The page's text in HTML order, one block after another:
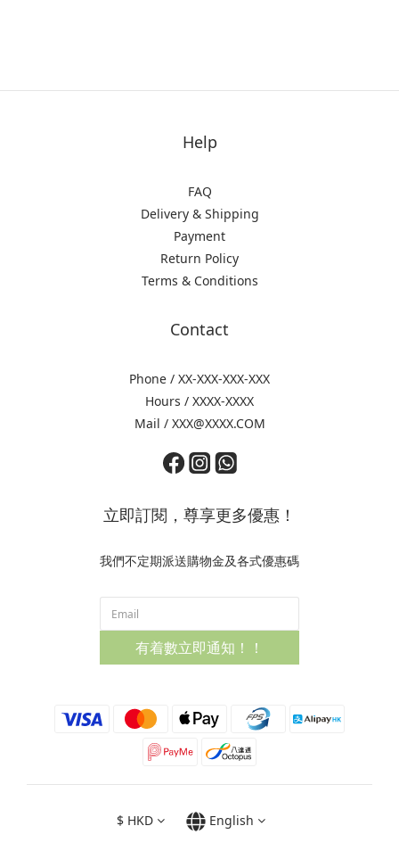
Help
FAQ
Delivery & Shipping
Payment
Return Policy
Terms & Conditions
Contact
Phone / XX-XXX-XXX-XXX
Hours / XXXX-XXXX
Mail / XXX@XXXX.COM
立即訂閱，尊享更多優惠！
我們不定期派送購物金及各式優惠碼
有着數立即通知！！
$ HKD English